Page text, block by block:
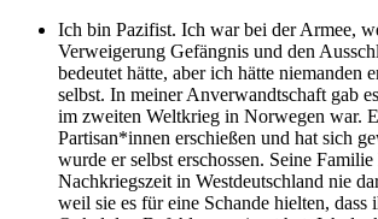
Ich bin Pazifist. Ich war bei der Armee,
Verweigerung Gefängnis und den
bedeutet hätte, aber ich hätte niemanden
selbst. In meiner Anverwandtschaft gab
im zweiten Weltkrieg in Norwegen war.
Partisan*innen erschießen und hat sich
wurde er selbst erschossen. Seine
Nachkriegszeit in Westdeutschland nie
weil sie es für eine Schande hielten, dass